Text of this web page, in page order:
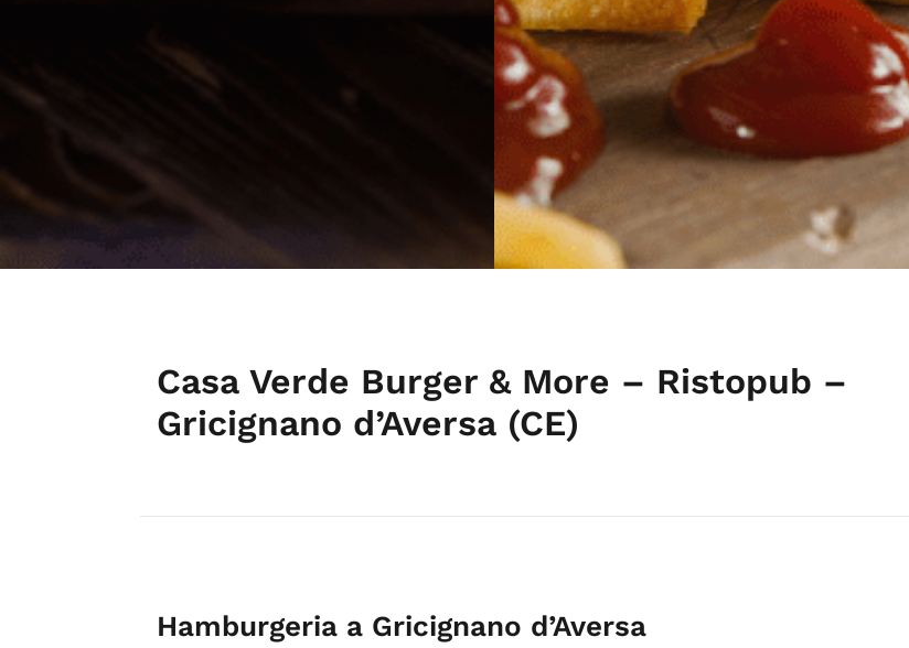
Casa Verde Burger & More – Ristopub –
Gricignano d’Aversa (CE)
Hamburgeria a Gricignano d’Aversa